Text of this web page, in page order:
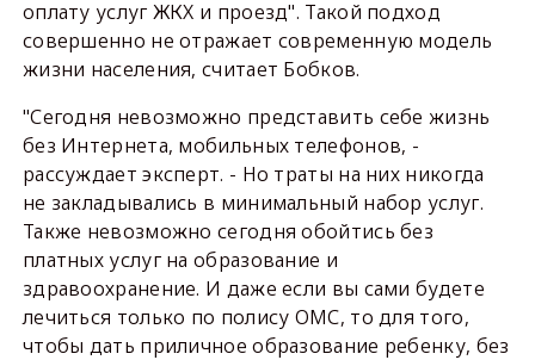
оплату услуг ЖКХ и проезд". Такой подход
совершенно не отражает современную модель
жизни населения, считает Бобков.
"Сегодня невозможно представить себе жизнь
без Интернета, мобильных телефонов, -
рассуждает эксперт. - Но траты на них никогда
не закладывались в минимальный набор услуг.
Также невозможно сегодня обойтись без
платных услуг на образование и
здравоохранение. И даже если вы сами будете
лечиться только по полису ОМС, то для того,
чтобы дать приличное образование ребенку, без